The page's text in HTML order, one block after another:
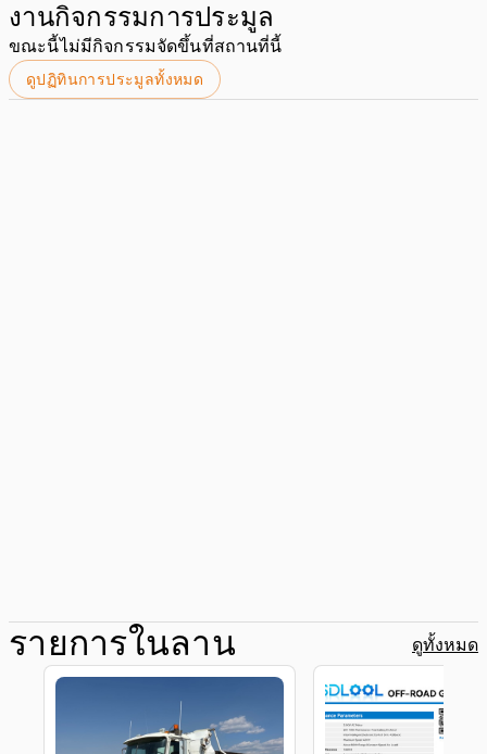
งานกิจกรรมการประมูล
ขณะนี้ไม่มีกิจกรรมจัดขึ้นที่สถานที่นี้
ดูปฏิทินการประมูลทั้งหมด
รายการในลาน ดูทั้งหมด